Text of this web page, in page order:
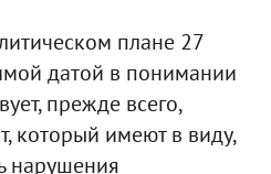
плане 27
датой в понимании
прежде всего,
который имеют в виду,
нарушения